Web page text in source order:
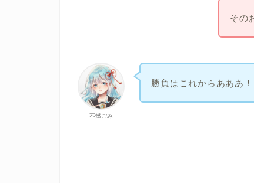
その
不燃ごみ
勝負はこれからあああ！